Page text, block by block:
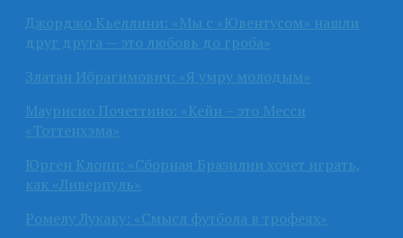
Джорджо Кьеллини: «Мы с «Ювентусом» нашли
друг друга — это любовь до гроба»
Златан Ибрагимович: «Я умру молодым»
Маурисио Почеттино: «Кейн – это Месси
«Тоттенхэма»
Юрген Клопп: «Сборная Бразилии хочет играть,
как «Ливерпуль»
Ромелу Лукаку: «Смысл футбола в трофеях»